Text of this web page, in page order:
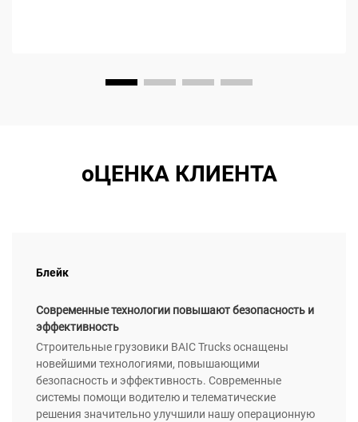
оЦЕНКА КЛИЕНТА
Блейк
Современные технологии повышают безопасность и
эффективность
Строительные грузовики BAIC Trucks оснащены
новейшими технологиями, повышающими
безопасность и эффективность. Современные
системы помощи водителю и телематические
решения значительно улучшили нашу операционную